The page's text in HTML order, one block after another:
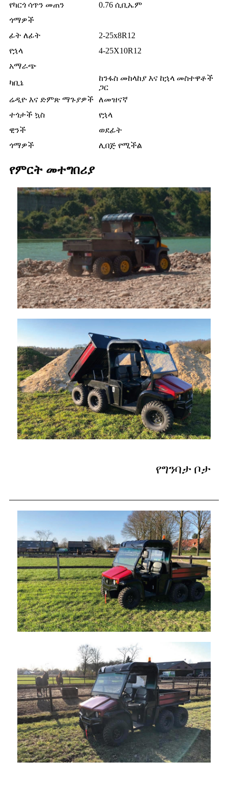
የካርጎ ሳጥን መጠን
0.76 ሲቢኤም
ጎማዎች
ፊት ለፊት
2-25x8R12
የኋላ
4-25X10R12
አማራጭ
ካቢኔ
ከንፋስ መከላከያ እና ከኋላ መስተዋቶች
ጋር
ሬዲዮ እና ድምጽ ማጉያዎች
ለመዝናኛ
ተጎታች ኳስ
የኋላ
ዊንች
ወደፊት
ጎማዎች
ሊበጅ የሚችል
የምርት መተግበሪያ
የግንባታ ቦታ